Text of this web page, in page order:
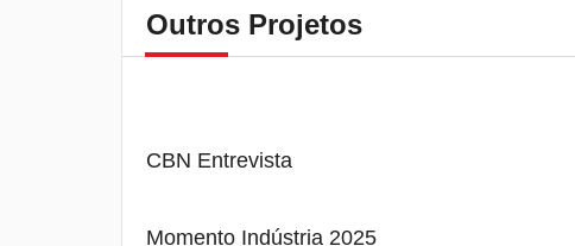
Outros Projetos
CBN Entrevista
Momento Indústria 2025